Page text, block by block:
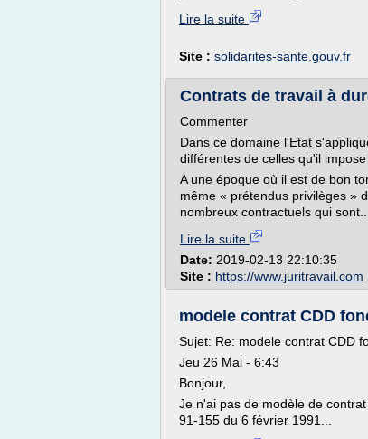
Lire la suite
Site : solidarites-sante.gouv.fr
Contrats de travail à
Commenter
Dans ce domaine l'Etat
différentes de celles qu'il
A une époque où il est de bon
même « prétendus privilèges »
nombreux contractuels qui sont...
Lire la suite
Date: 2019-02-13 22:10:35
Site : https://www.juritravail.com
modele contrat CDD
Sujet: Re: modele contrat CDD
Jeu 26 Mai - 6:43
Bonjour,
Je n'ai pas de modèle de
91-155 du 6 février 1991...